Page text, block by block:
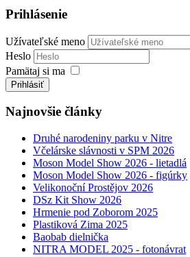
Prihlásenie
Užívateľské meno
Heslo
Pamätaj si ma
Prihlásiť
Najnovšie články
Druhé narodeniny parku v Nitre
Včelárske slávnosti v SPM 2026
Moson Model Show 2026 - lietadlá
Moson Model Show 2026 - figúrky
Velikonoční Prostějov 2026
DSz Kit Show 2026
Hrmenie pod Zoborom 2025
Plastiková Zima 2025
Baobab dielnička
NITRA MODEL 2025 - fotonávrat